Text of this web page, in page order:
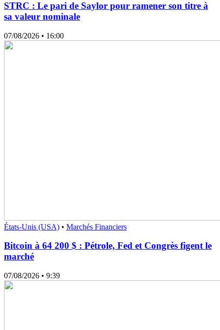
STRC : Le pari de Saylor pour ramener son titre à
sa valeur nominale
07/08/2026 • 16:00
États-Unis (USA) • Marchés Financiers
Bitcoin à 64 200 $ : Pétrole, Fed et Congrès figent le
marché
07/08/2026 • 9:39